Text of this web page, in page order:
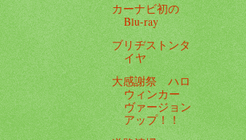
カーナビ初の
Blu-ray
ブリヂストンタ
イヤ
大感謝祭 ハロ
ウィンカー
ヴァージョン
アップ！！